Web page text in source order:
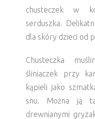
chusteczek w
serduszka.
dla skóry dzieci od
Chusteczka
śliniaczek przy
kąpieli jako
snu. Można ją
drewnianymi